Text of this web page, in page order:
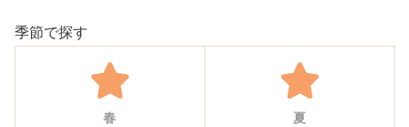
季節で探す
春 夏